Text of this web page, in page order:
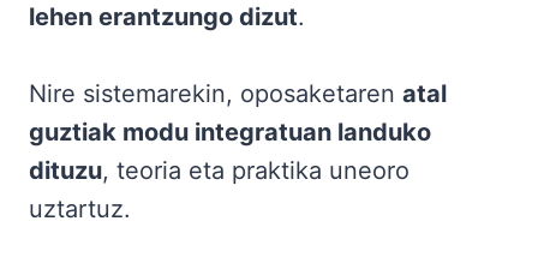
lehen erantzungo dizut.
Nire sistemarekin, oposaketaren atal
guztiak modu integratuan landuko
dituzu, teoria eta praktika uneoro
uztartuz.